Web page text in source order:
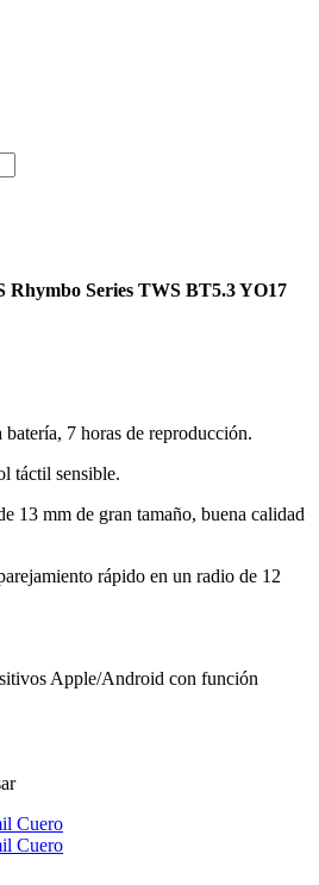
Series TWS BT5.3 YO17
7 horas de reproducción.
táctil sensible.
13 mm de gran tamaño, buena calidad
rápido en un radio de 12
Apple/Android con función